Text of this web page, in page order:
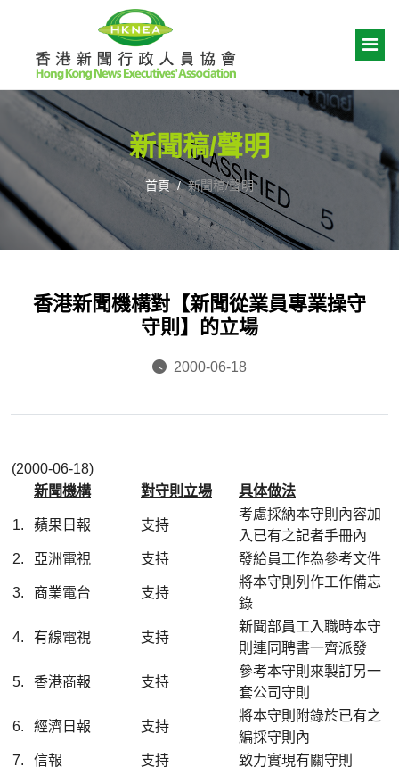
新聞稿/聲明
首頁 新聞稿/聲明
香港新聞機構對【新聞從業員專業操守
守則】的立場
2000-06-18
(2000-06-18)
新聞機構
對守則立場 具体做法
1. 蘋果日報 支持
考慮採納本守則內容加
入已有之記者手冊內
2.
亞洲電視 支持 發給員工作為參考文件
3. 商業電台 支持
將本守則列作工作備忘
錄
4. 有線電視 支持
新聞部員工入職時本守
則連同聘書一齊派發
5. 香港商報 支持
參考本守則來製訂另一
套公司守則
6. 經濟日報 支持
將本守則附錄於已有之
編採守則內
7.
信報 支持 致力實現有關守則